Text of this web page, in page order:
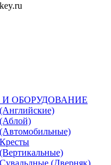
ОБОРУДОВАНИЕ